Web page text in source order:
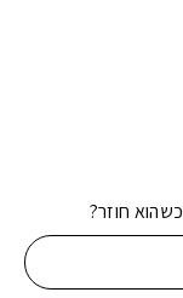
חוזר?